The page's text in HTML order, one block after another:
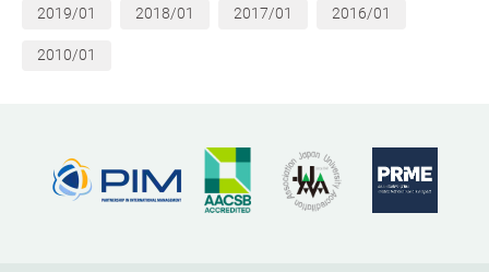
2019/01 2018/01 2017/01 2016/01
2010/01